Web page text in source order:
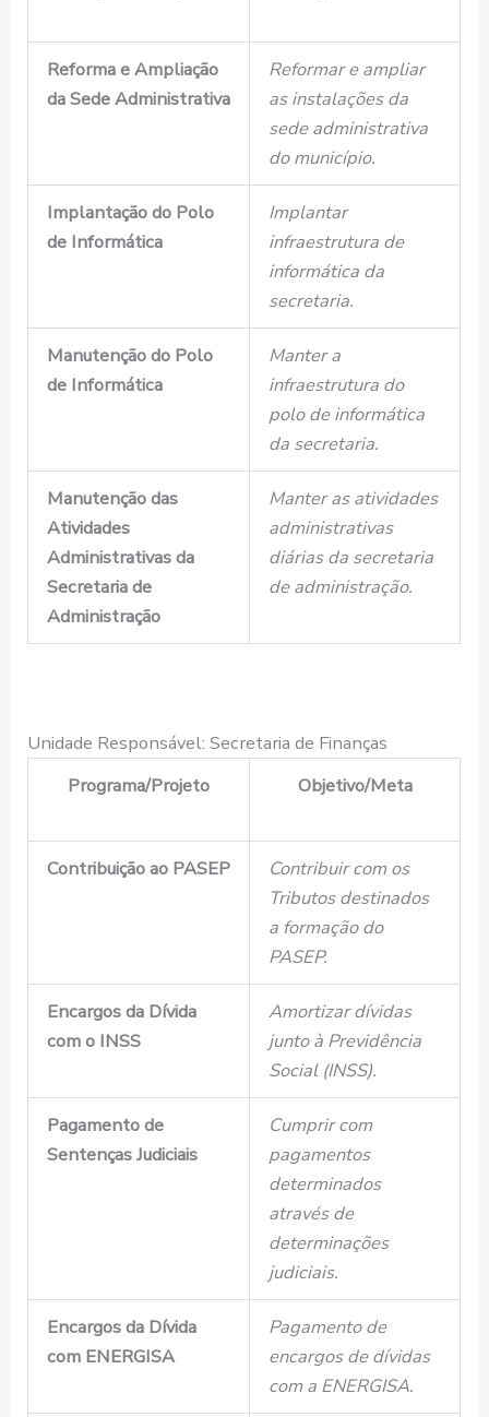
Reforma e Ampliação
da Sede Administrativa
Reformar e ampliar
as instalações da
sede administrativa
do município.
Implantação do Polo
de Informática
Implantar
infraestrutura de
informática da
secretaria.
Manutenção do Polo
de Informática
Manter a
infraestrutura do
polo de informática
da secretaria.
Manutenção das
Atividades
Administrativas da
Secretaria de
Administração
Manter as atividades
administrativas
diárias da secretaria
de administração.
Unidade Responsável: Secretaria de Finanças
Programa/Projeto
Objetivo/Meta
Contribuição ao PASEP
Contribuir com os
Tributos destinados
a formação do
PASEP.
Encargos da Dívida
com o INSS
Amortizar dívidas
junto à Previdência
Social (INSS).
Pagamento de
Sentenças Judiciais
Cumprir com
pagamentos
determinados
através de
determinações
judiciais.
Encargos da Dívida
com ENERGISA
Pagamento de
encargos de dívidas
com a ENERGISA.